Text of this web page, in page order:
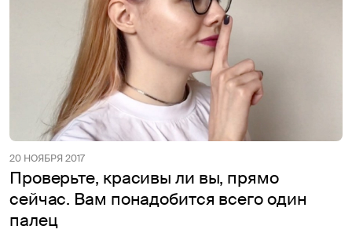
20 НОЯБРЯ 2017
Проверьте, красивы ли вы, прямо
сейчас. Вам понадобится всего один
палец